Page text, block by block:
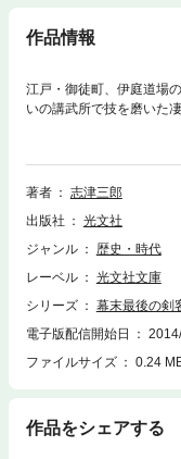
作品情報
江戸・御徒町、伊庭道場
いの講武所で技を磨いた
苦もなく切り抜ける。幕
する〃遊撃隊〃の一員と
心意気を守り抜く。幕府
力作！
著者
志津三郎
出版社
光文社
ジャンル
歴史・時代
レーベル
光文社文庫
シリーズ
幕末最後の剣
電子版配信開始日
ファイルサイズ
0.24
作品をシェアする